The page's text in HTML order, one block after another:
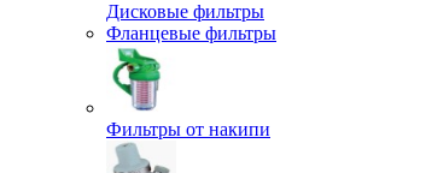
Дисковые фильтры
Фланцевые фильтры
Фильтры от накипи